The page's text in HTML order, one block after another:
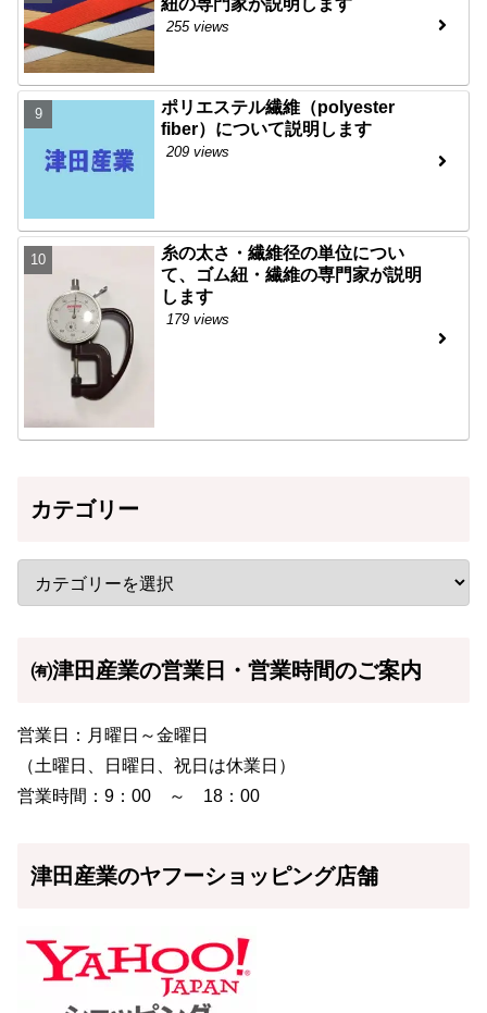
255 views
ポリエステル繊維（polyester
fiber）について説明します
209 views
糸の太さ・繊維径の単位につい
て、ゴム紐・繊維の専門家が説明
します
179 views
カテゴリー
㈲津田産業の営業日・営業時間のご案内
営業日：月曜日～金曜日
（土曜日、日曜日、祝日は休業日）
営業時間：9：00 ～ 18：00
津田産業のヤフーショッピング店舗